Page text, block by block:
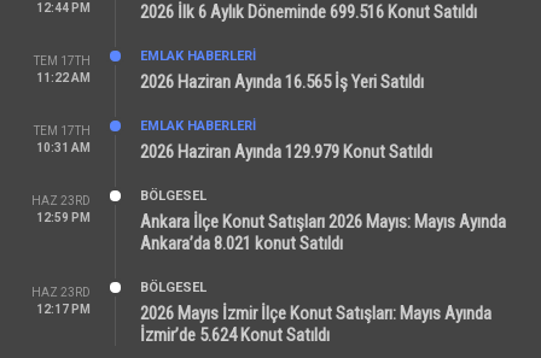
12:44 PM
2026 İlk 6 Aylık Döneminde 699.516 Konut Satıldı
TEM 17TH
11:22 AM
EMLAK HABERLERI
2026 Haziran Ayında 16.565 İş Yeri Satıldı
TEM 17TH
10:31 AM
EMLAK HABERLERI
2026 Haziran Ayında 129.979 Konut Satıldı
HAZ 23RD
12:59 PM
BÖLGESEL
Ankara İlçe Konut Satışları 2026 Mayıs: Mayıs Ayında
Ankara’da 8.021 konut Satıldı
HAZ 23RD
12:17 PM
BÖLGESEL
2026 Mayıs İzmir İlçe Konut Satışları: Mayıs Ayında
İzmir’de 5.624 Konut Satıldı